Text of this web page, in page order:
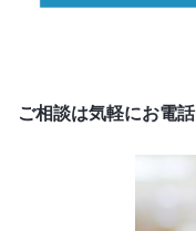
ご相談は気軽にお電